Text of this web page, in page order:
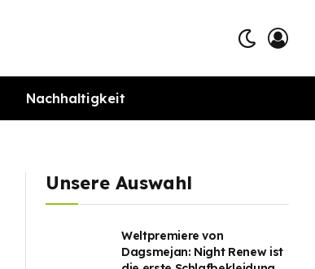
Nachhaltigkeit
Unsere Auswahl
Weltpremiere von
Dagsmejan: Night Renew ist